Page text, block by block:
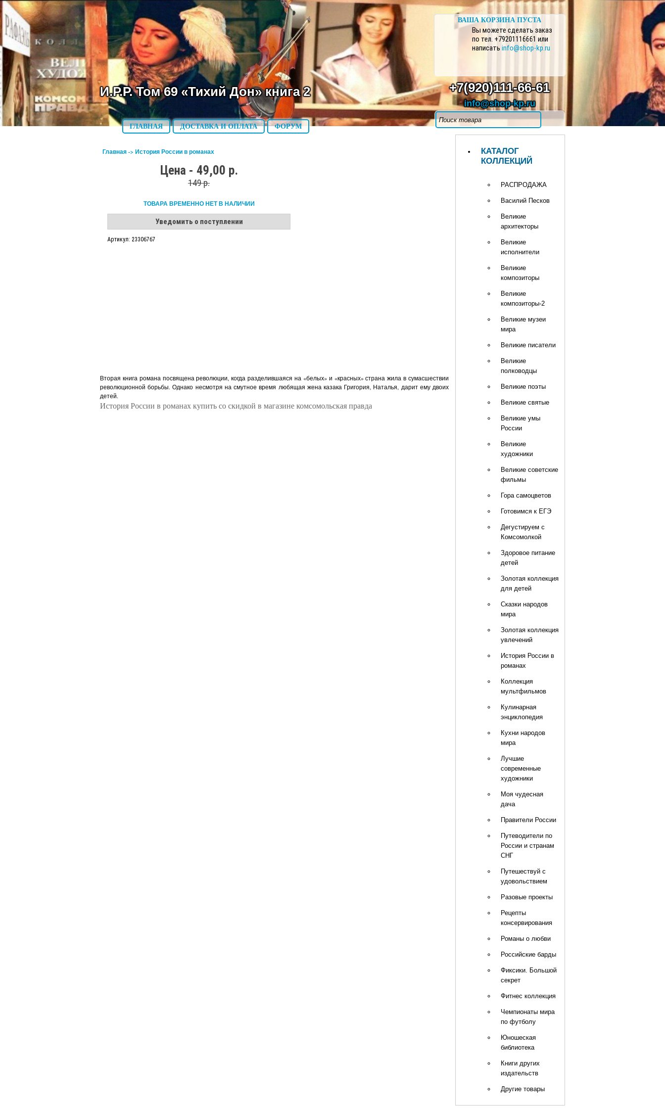
И.Р.Р. Том 69 «Тихий Дон» книга 2
ГЛАВНАЯ ДОСТАВКА И ОПЛАТА ФОРУМ
+7(920)111-66-61
info@shop-kp.ru
КАТАЛОГ
КОЛЛЕКЦИЙ
РАСПРОДАЖА
Василий Песков
Великие
архитекторы
Великие
исполнители
Великие
композиторы
Великие
композиторы-2
Великие музеи
мира
Великие писатели
Великие
полководцы
Великие поэты
Великие святые
Великие умы
России
Великие
художники
Великие советские
фильмы
Гора самоцветов
Готовимся к ЕГЭ
Дегустируем с
Комсомолкой
Здоровое питание
детей
Золотая коллекция
для детей
Сказки народов
мира
Золотая коллекция
увлечений
История России в
романах
Коллекция
мультфильмов
Кулинарная
энциклопедия
Кухни народов
мира
Лучшие
современные
художники
Моя чудесная
дача
Правители России
Путеводители по
России и странам
СНГ
Путешествуй с
удовольствием
Разовые проекты
Рецепты
консервирования
Романы о любви
Российские барды
Фиксики. Большой
секрет
Фитнес коллекция
Чемпионаты мира
по футболу
Юношеская
библиотека
Книги других
издательств
Другие товары
ВАША КОРЗИНА ПУСТА
Вы можете сделать заказ
по тел. +79201116661 или
написать info@shop-kp.ru
Главная-> История России в романах
Цена - 49,00 р.
149 р.
ТОВАРА ВРЕМЕННО НЕТ В НАЛИЧИИ
Уведомить о поступлении
Артикул: 23306767
Вторая книга романа посвящена революции, когда разделившаяся на «белых» и «красных» страна жила в сумасшествии
революционной борьбы. Однако несмотря на смутное время любящая жена казака Григория, Наталья, дарит ему двоих
детей.
История России в романах купить со скидкой в магазине комсомольская правда